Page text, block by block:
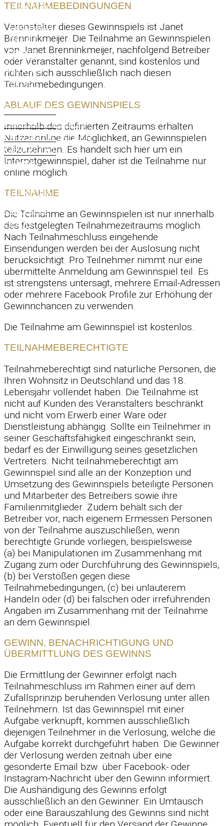
Lifestyle
Kontakt
Shop
Janet
Service
Färben
Schneiden
Haarverdichtung
Haarverlängerung
Gentlemen
News
&
Lifestyle
Kontakt
Shop
TEILNAHMEBEDINGUNGEN
Veranstalter dieses Gewinnspiels ist Janet
Brenninkmeijer. Die Teilnahme an Gewinnspielen
von Janet Brenninkmeijer, nachfolgend Betreiber
oder Veranstalter genannt, sind kostenlos und
richten sich ausschließlich nach diesen
Teilnahmebedingungen.
ABLAUF DES GEWINNSPIELS
Innerhalb des definierten Zeitraums erhalten
Nutzer online die Möglichkeit, an Gewinnspielen
teilzunehmen. Es handelt sich hier um ein
Internetgewinnspiel, daher ist die Teilnahme nur
online möglich.
TEILNAHME
Die Teilnahme an Gewinnspielen ist nur innerhalb
des festgelegten Teilnahmezeitraums möglich.
Nach Teilnahmeschluss eingehende
Einsendungen werden bei der Auslosung nicht
berücksichtigt. Pro Teilnehmer nimmt nur eine
übermittelte Anmeldung am Gewinnspiel teil. Es
ist strengstens untersagt, mehrere Email-Adressen
oder mehrere Facebook Profile zur Erhöhung der
Gewinnchancen zu verwenden.
Die Teilnahme am Gewinnspiel ist kostenlos.
TEILNAHMEBERECHTIGTE
Teilnahmeberechtigt sind natürliche Personen, die
Ihren Wohnsitz in Deutschland und das 18.
Lebensjahr vollendet haben. Die Teilnahme ist
nicht auf Kunden des Veranstalters beschränkt
und nicht vom Erwerb einer Ware oder
Dienstleistung abhängig. Sollte ein Teilnehmer in
seiner Geschäftsfähigkeit eingeschränkt sein,
bedarf es der Einwilligung seines gesetzlichen
Vertreters. Nicht teilnahmeberechtigt am
Gewinnspiel sind alle an der Konzeption und
Umsetzung des Gewinnspiels beteiligte Personen
und Mitarbeiter des Betreibers sowie ihre
Familienmitglieder. Zudem behält sich der
Betreiber vor, nach eigenem Ermessen Personen
von der Teilnahme auszuschließen, wenn
berechtigte Gründe vorliegen, beispielsweise
(a) bei Manipulationen im Zusammenhang mit
Zugang zum oder Durchführung des Gewinnspiels,
(b) bei Verstößen gegen diese
Teilnahmebedingungen, (c) bei unlauterem
Handeln oder (d) bei falschen oder irreführenden
Angaben im Zusammenhang mit der Teilnahme
an dem Gewinnspiel.
GEWINN, BENACHRICHTIGUNG UND
ÜBERMITTLUNG DES GEWINNS
Die Ermittlung der Gewinner erfolgt nach
Teilnahmeschluss im Rahmen einer auf dem
Zufallsprinzip beruhenden Verlosung unter allen
Teilnehmern. Ist das Gewinnspiel mit einer
Aufgabe verknüpft, kommen ausschließlich
diejenigen Teilnehmer in die Verlosung, welche die
Aufgabe korrekt durchgeführt haben. Die Gewinner
der Verlosung werden zeitnah über eine
gesonderte Email bzw. über Facebook- oder
Instagram-Nachricht über den Gewinn informiert.
Die Aushändigung des Gewinns erfolgt
ausschließlich an den Gewinner. Ein Umtausch
oder eine Barauszahlung des Gewinns sind nicht